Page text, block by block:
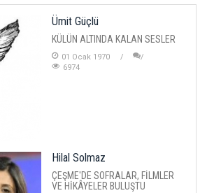
Ümit Güçlü
KÜLÜN ALTINDA KALAN SESLER
01 Ocak 1970
6974
Hilal Solmaz
ÇEŞME'DE SOFRALAR, FİLMLER
VE HİKÂYELER BULUŞTU